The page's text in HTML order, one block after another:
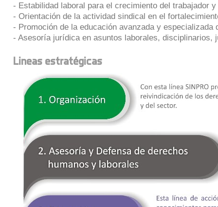
- Estabilidad laboral para el crecimiento del trabajador
- Orientación de la actividad sindical en el
- Promoción de la educación avanzada y
- Asesoría jurídica en asuntos laborales, disciplinarios,
Lineas estratégicas